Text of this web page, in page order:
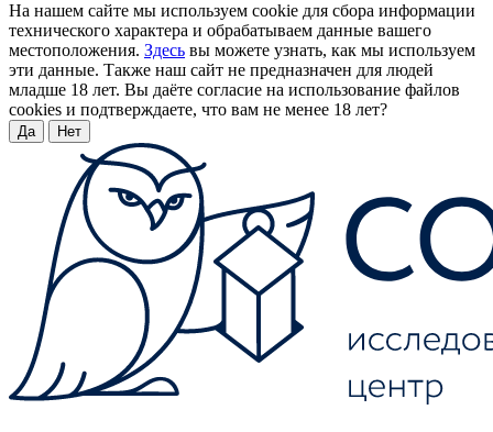
На нашем сайте мы используем cookie для сбора информации
технического характера и обрабатываем данные вашего
местоположения. Здесь вы можете узнать, как мы используем
эти данные. Также наш сайт не предназначен для людей
младше 18 лет. Вы даёте согласие на использование файлов
cookies и подтверждаете, что вам не менее 18 лет?
Да Нет